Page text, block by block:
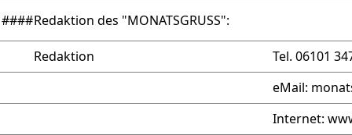
####Redaktion des "MONATSGRUSS":
Redaktion
Tel. 06101
eMail:
Internet: